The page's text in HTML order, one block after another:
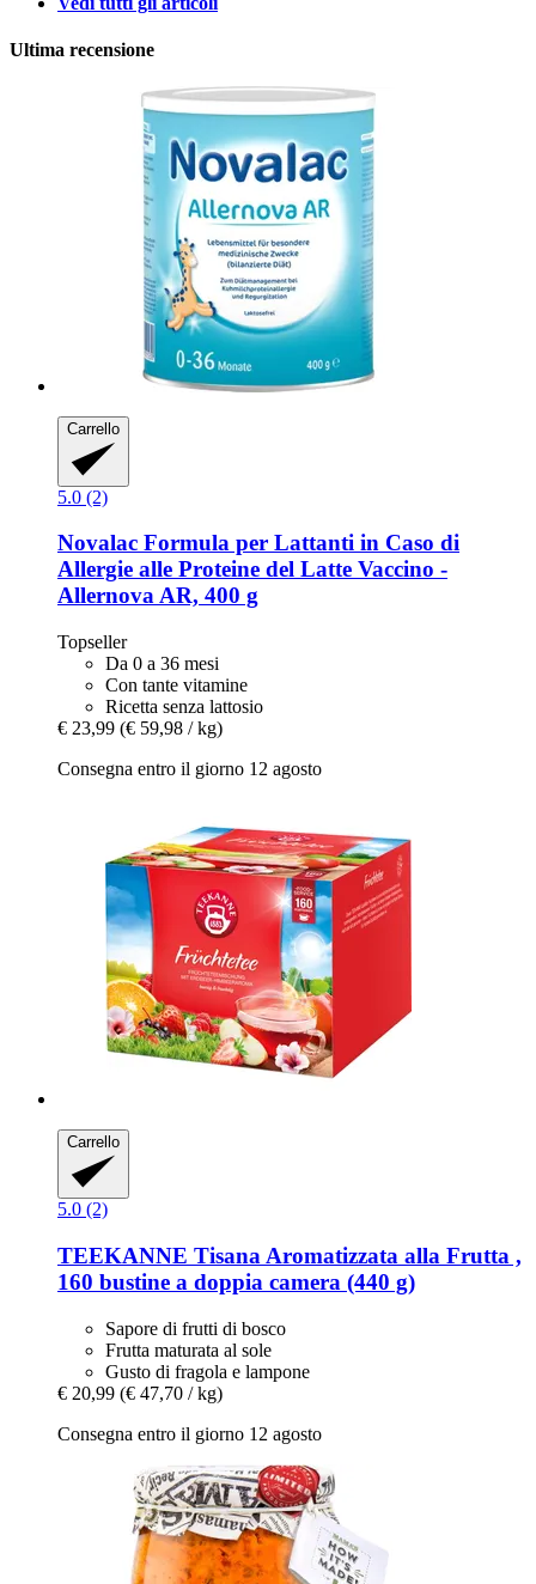
Ultima recensione
Carrello
5.0 (2)
Novalac Formula per Lattanti in Caso di
Allergie alle Proteine del Latte Vaccino -​
Allernova AR, 400 g
Topseller
Da 0 a 36 mesi
Con tante vitamine
Ricetta senza lattosio
€ 23,99 (€ 59,98 / kg)
Consegna entro il giorno 12 agosto
Carrello
5.0 (2)
TEEKANNE Tisana Aromatizzata alla Frutta ,
160 bustine a doppia camera (440 g)
Sapore di frutti di bosco
Frutta maturata al sole
Gusto di fragola e lampone
€ 20,99 (€ 47,70 / kg)
Consegna entro il giorno 12 agosto